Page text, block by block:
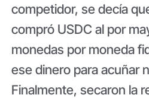
competidor, se decía
compró USDC al por
monedas por moneda
ese dinero para acuñar
Finalmente, secaron la